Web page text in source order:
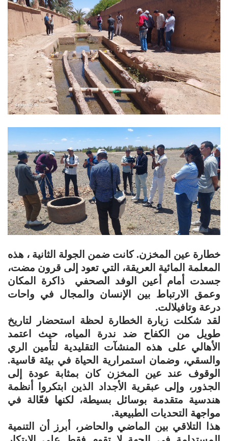
خطارة عين المخزن. كانت ضمن الجولة الثانية ، هذه
المعلمة المائية العريقة، التي تعود إلى قرون مضت،
جسدت أمام أعين الوفد الصحفي ذاكرة المكان
وعمق الارتباط بين الإنسان والمجال في واحات
درعة وتافيلالت.
لقد شكلت زيارة الخطارة لحظة استحضار لتاريخ
طويل من الكفاح ضد ندرة المياه، حيث اعتمد
الأهالي على هذه المنشآت التقليدية لتأمين الري
والسقي، وضمان استمرارية الحياة في بيئة قاسية.
الوقوف عند عين المخزن كان بمثابة عودة إلى
الجذور، وإلى عبقرية الأجداد الذين ابتكروا أنظمة
هندسية متقدمة بوسائل بسيطة، لكنها فعّالة في
مواجهة التحديات الطبيعية.
هذا التلاقي بين الماضي والحاضر، أبرز أن التنمية